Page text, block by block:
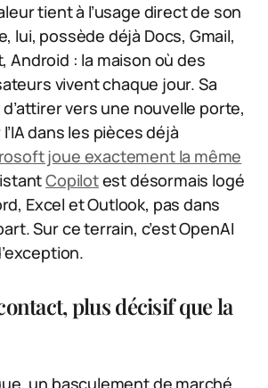
tient à l’usage direct de son
lui, possède déjà Docs, Gmail,
Android : la maison où des
vivent chaque jour. Sa
vers une nouvelle porte,
dans les pièces déjà
joue exactement la même
Copilotest désormais logé
Excel et Outlook, pas dans
Sur ce terrain, c’est OpenAI
plus décisif que la